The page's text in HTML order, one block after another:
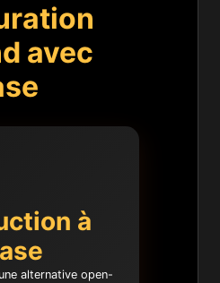
avec
à
alternative open-